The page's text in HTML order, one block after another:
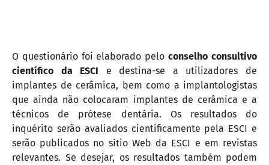
O questionário foi elaborado pelo conselho consultivo
científico da ESCI e destina-se a utilizadores de
implantes de cerâmica, bem como a implantologistas
que ainda não colocaram implantes de cerâmica e a
técnicos de prótese dentária. Os resultados do
inquérito serão avaliados cientificamente pela ESCI e
serão publicados no sítio Web da ESCI e em revistas
relevantes. Se desejar, os resultados também podem